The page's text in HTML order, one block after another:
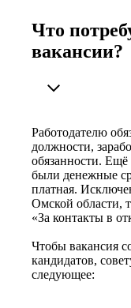
Что
вакансии?
Работодателю
должности,
обязанности.
были денежные
платная.
Омской области,
«За контакты в
Чтобы вакансия
кандидатов,
следующее: